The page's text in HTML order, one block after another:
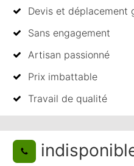
Devis et déplacement
Sans engagement
Artisan passionné
Prix imbattable
Travail de qualité